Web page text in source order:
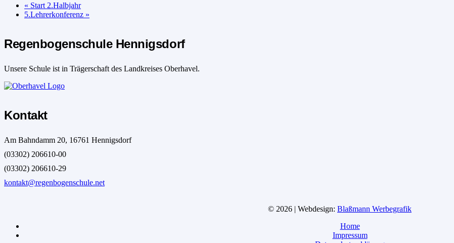
« Start 2.Halbjahr
5.Lehrerkonferenz »
Regenbogenschule Hennigsdorf
Unsere Schule ist in Trägerschaft des Landkreises Oberhavel.
Kontakt
Am Bahndamm 20, 16761 Hennigsdorf
(03302) 206610-00
(03302) 206610-29
kontakt@regenbogenschule.net
© 2026 | Webdesign: Blaßmann Werbegrafik
Home
Impressum